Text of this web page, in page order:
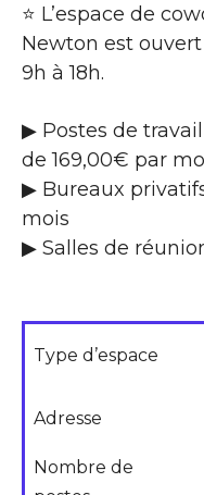
⭐ L’espace de
Newton est
9h à 18h.
▶ Postes de
de 169,00€ par
▶ Bureaux
mois
▶ Salles de
Type d’espace
Adresse
Nombre de